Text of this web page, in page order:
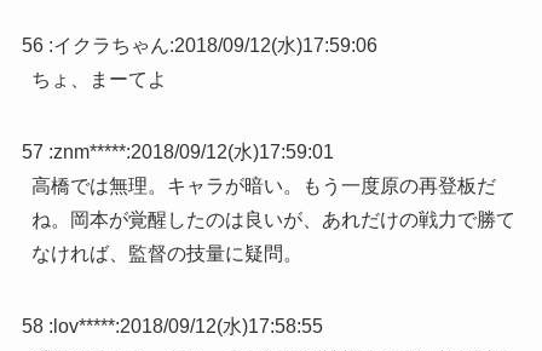
56 :イクラちゃん:2018/09/12(水)17:59:06
ちょ、まーてよ
57 :znm*****:2018/09/12(水)17:59:01
高橋では無理。キャラが暗い。もう一度原の再登板だ
ね。岡本が覚醒したのは良いが、あれだけの戦力で勝て
なければ、監督の技量に疑問。
58 : lov*****:2018/09/12(水)17:58:55